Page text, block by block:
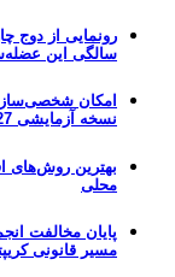
سالگی این
امکان
نسخه آزمایشی iOS 27 فراهم شد
بهترین روش‌های
محلی
مسیر قانونی